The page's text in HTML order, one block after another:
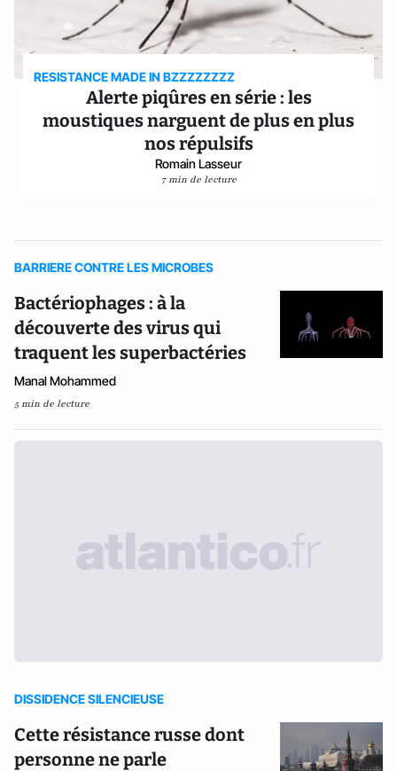
RESISTANCE MADE IN BZZZZZZZZ
Alerte piqûres en série : les
moustiques narguent de plus en plus
nos répulsifs
Romain Lasseur
7 min de lecture
BARRIERE CONTRE LES MICROBES
Bactériophages : à la
découverte des virus qui
traquent les superbactéries
Manal Mohammed
5 min de lecture
DISSIDENCE SILENCIEUSE
Cette résistance russe dont
personne ne parle